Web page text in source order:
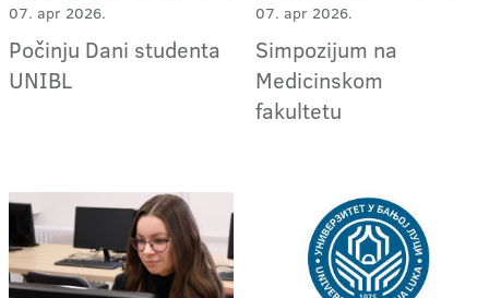
07. apr 2026.
Počinju Dani studenta
UNIBL
07. apr 2026.
Simpozijum na
Medicinskom
fakultetu